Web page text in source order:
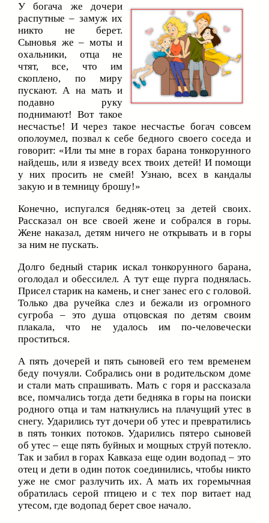
У богача же дочери
распутные – замуж их
никто не берет.
Сыновья же – моты и
охальники, отца не
чтят, все, что им
скоплено, по миру
пускают. А на мать и
подавно руку
поднимают! Вот такое
несчастье! И через такое несчастье богач совсем
ополоумел, позвал к себе бедного своего соседа и
говорит: «Или ты мне в горах барана тонкорунного
найдешь, или я изведу всех твоих детей! И помощи
у них просить не смей! Узнаю, всех в кандалы
закую и в темницу брошу!»
Конечно, испугался бедняк-отец за детей своих.
Рассказал он все своей жене и собрался в горы.
Жене наказал, детям ничего не открывать и в горы
за ним не пускать.
Долго бедный старик искал тонкорунного барана,
оголодал и обессилел. А тут еще пурга поднялась.
Присел старик на камень, и снег занес его с головой.
Только два ручейка слез и бежали из огромного
сугроба – это душа отцовская по детям своим
плакала, что не удалось им по-человечески
проститься.
А пять дочерей и пять сыновей его тем временем
беду почуяли. Собрались они в родительском доме
и стали мать спрашивать. Мать с горя и рассказала
все, помчались тогда дети бедняка в горы на поиски
родного отца и там наткнулись на плачущий утес в
снегу. Ударились тут дочери об утес и превратились
в пять тонких потоков. Ударились пятеро сыновей
об утес – еще пять буйных и мощных струй потекло.
Так и забил в горах Кавказа еще один водопад – это
отец и дети в один поток соединились, чтобы никто
уже не смог разлучить их. А мать их горемычная
обратилась серой птицею и с тех пор витает над
утесом, где водопад берет свое начало.